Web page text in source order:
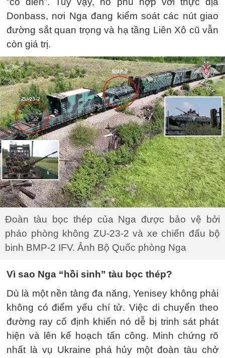
Donbass, nơi Nga đang kiểm soát các nút giao
đường sắt quan trọng và hạ tầng Liên Xô cũ vẫn
còn giá trị.
Đoàn tàu bọc thép của Nga được bảo vệ bởi
pháo phòng không ZU-23-2 và xe chiến đấu bộ
binh BMP-2 IFV. Ảnh Bộ Quốc phòng Nga
Vì sao Nga “hồi sinh” tàu bọc thép?
Dù là một nền tảng đa năng, Yenisey không phải
không có điểm yếu chí tử. Việc di chuyển theo
đường ray cố định khiến nó dễ bị trinh sát phát
hiện và lên kế hoạch tấn công. Minh chứng rõ
nhất là vụ Ukraine phá hủy một đoàn tàu chở